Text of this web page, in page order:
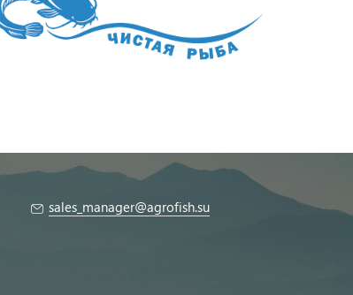
sales_manager@agrofish.su